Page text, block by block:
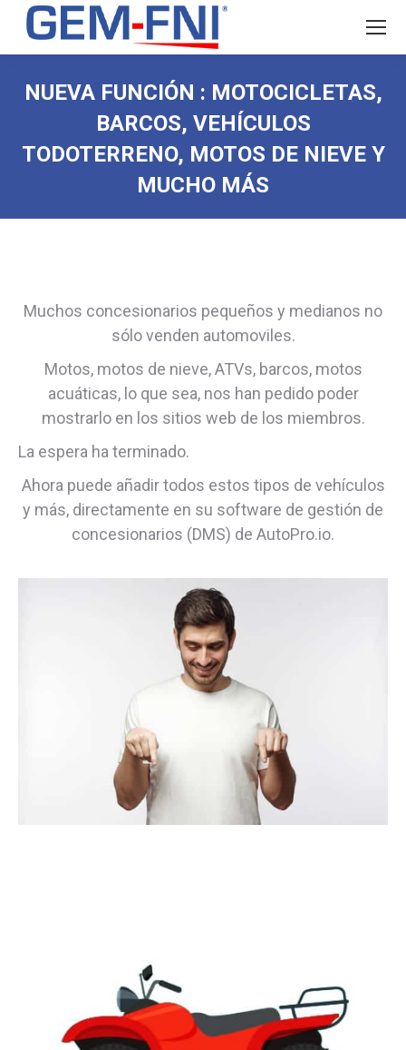
NUEVA FUNCIÓN : MOTOCICLETAS,
BARCOS, VEHÍCULOS
TODOTERRENO, MOTOS DE NIEVE Y
MUCHO MÁS
Muchos concesionarios pequeños y medianos no
sólo venden automoviles.
Motos, motos de nieve, ATVs, barcos, motos
acuáticas, lo que sea, nos han pedido poder
mostrarlo en los sitios web de los miembros.
La espera ha terminado.
Ahora puede añadir todos estos tipos de vehículos
y más, directamente en su software de gestión de
concesionarios (DMS) de AutoPro.io.